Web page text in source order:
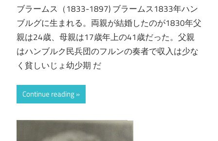
ブラームス（1833-1897) ブラームス1833年ハン
ブルグに生まれる。両親が結婚したのが1830年父
親は24歳、母親は17歳年上の41歳だった。父親
はハンブルク民兵団のフルンの奏者で収入は少な
く貧しいじょ幼少期 だ
Continue reading